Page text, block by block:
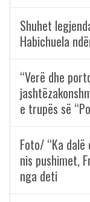
Shuhet
Habichuela
“Verë dhe
e trupës së
Foto/ “Ka
nis pushimet,
nga deti